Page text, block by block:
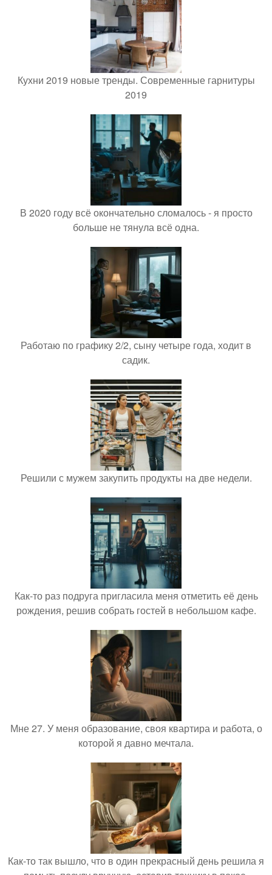
Кухни 2019 новые тренды. Современные гарнитуры
2019
В 2020 году всё окончательно сломалось - я просто
больше не тянула всё одна.
Работаю по графику 2/2, сыну четыре года, ходит в
садик.
Решили с мужем закупить продукты на две недели.
Как-то раз подруга пригласила меня отметить её день
рождения, решив собрать гостей в небольшом кафе.
Мне 27. У меня образование, своя квартира и работа, о
которой я давно мечтала.
Как-то так вышло, что в один прекрасный день решила я